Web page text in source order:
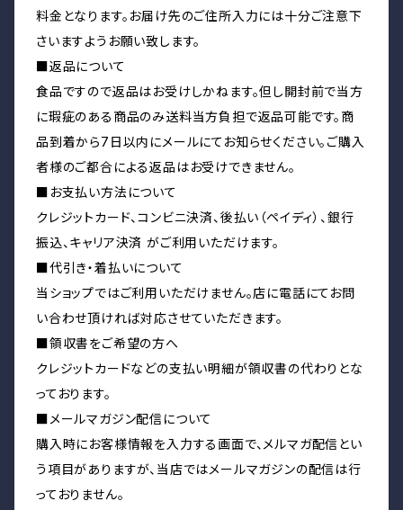
料金となります。お届け先のご住所入力には十分ご注意下
さいますようお願い致します。
■返品について
食品ですので返品はお受けしかねます。但し開封前で当方
に瑕疵のある商品のみ送料当方負担で返品可能です。商
品到着から7日以内にメールにてお知らせください。ご購入
者様のご都合による返品はお受けできません。
■お支払い方法について
クレジットカード、コンビニ決済、後払い（ペイディ）、銀行
振込、キャリア決済 がご利用いただけます。
■代引き・着払いについて
当ショップではご利用いただけません。店に電話にてお問
い合わせ頂ければ対応させていただきます。
■領収書をご希望の方へ
クレジットカードなどの支払い明細が領収書の代わりとな
っております。
■メールマガジン配信について
購入時にお客様情報を入力する画面で、メルマガ配信とい
う項目がありますが、当店ではメールマガジンの配信は行
っておりません。